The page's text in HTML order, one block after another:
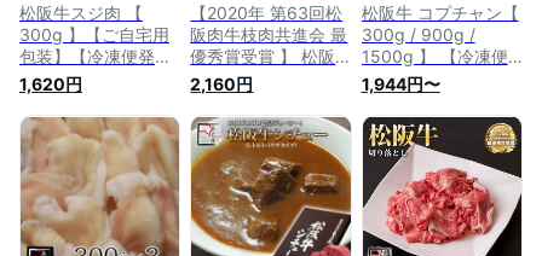
松阪牛スジ肉 【
300g 】【ご自宅用
包装】【冷凍便発
送】牛 牛肉 ギフト
スジ肉 松坂牛 お歳
暮 クリスマス お中
元 誕生日プレゼント
プレゼント 贈り物
国産 日本産 長太屋
長太屋牧場から生産
者直送
1,620円
【2020年 第63回松
阪肉牛枝肉共進会 最
優秀賞受賞 】 松阪
牛マメ 【 500g 】
牛 牛肉 ギフト 松坂
牛 お歳暮 クリスマ
ス お中元 ホルモン
マメ 誕生日プレゼン
ト プレゼント 贈り
物 長太屋 冷凍便発
送
2,160円
松阪牛 コプチャン【
300g / 900g /
1500g 】 【冷凍便
発送】 牛 牛肉 ギフ
ト 松坂牛 お歳暮 ク
リスマス お中元 ホ
ルモン コプチャン
誕生日プレゼント プ
レゼント 贈り物 長
太屋
1,944円〜